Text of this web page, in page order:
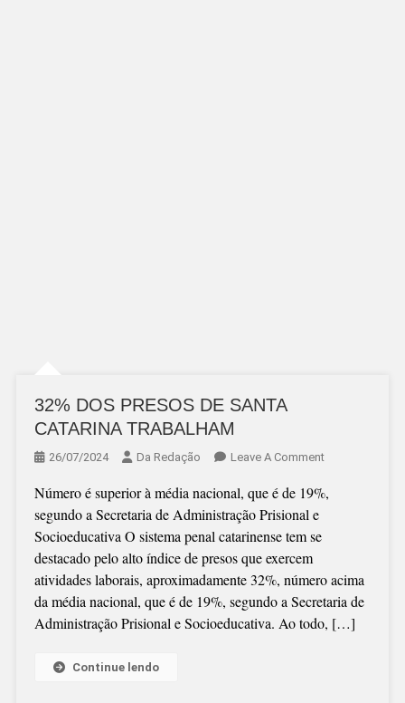
32% DOS PRESOS DE SANTA
CATARINA TRABALHAM
26/07/2024 Da Redação Leave A CommentOn
DOS
CATARINA
TRABALHAM
Número é superior à média nacional, que é de 19%,
segundo a Secretaria de Administração Prisional e
Socioeducativa O sistema penal catarinense tem se
destacado pelo alto índice de presos que exercem
atividades laborais, aproximadamente 32%, número acima
da média nacional, que é de 19%, segundo a Secretaria de
Administração Prisional e Socioeducativa. Ao todo, […]
Continue lendo